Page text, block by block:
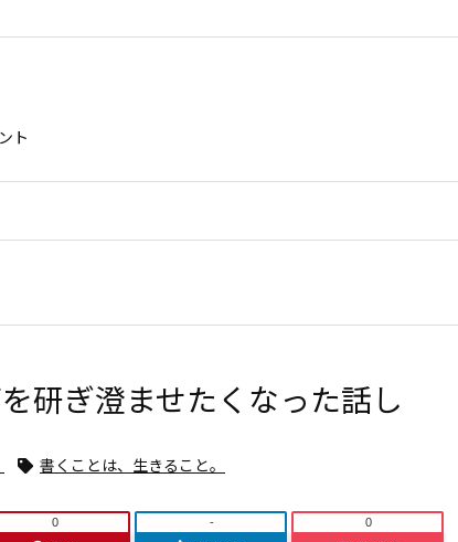
ト
研ぎ澄ませたくなった話し
書くことは、生きること。
0 - 0